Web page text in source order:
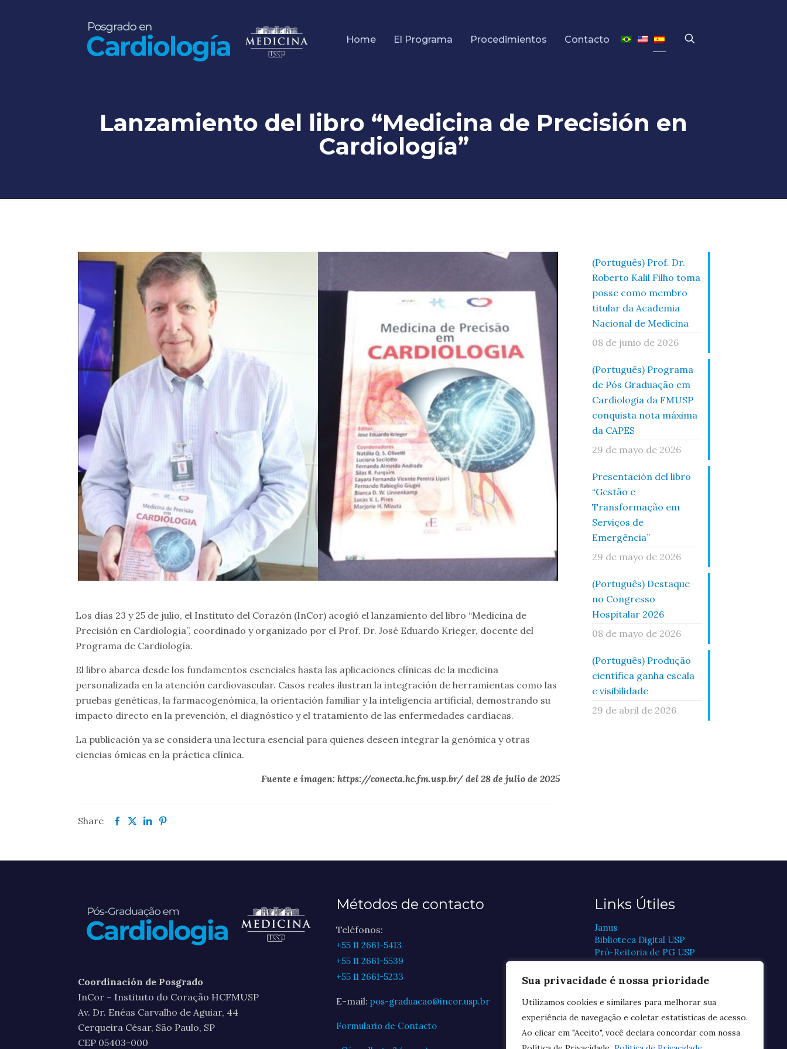
Sua privacidade é nossa prioridade
Utilizamos cookies e similares para melhorar sua
experiência de navegação e coletar estatísticas de acesso.
Ao clicar em "Aceito", você declara concordar com nossa
Home El Programa Procedimientos Contacto
Lanzamiento del libro “Medicina de Precisión en
Cardiología”
Los días 23 y 25 de julio, el Instituto del Corazón (InCor) acogió el lanzamiento del libro “Medicina de
Precisión en Cardiología”, coordinado y organizado por el Prof. Dr. José Eduardo Krieger, docente del
Programa de Cardiología.
El libro abarca desde los fundamentos esenciales hasta las aplicaciones clínicas de la medicina
personalizada en la atención cardiovascular. Casos reales ilustran la integración de herramientas como las
pruebas genéticas, la farmacogenómica, la orientación familiar y la inteligencia artificial, demostrando su
impacto directo en la prevención, el diagnóstico y el tratamiento de las enfermedades cardíacas.
La publicación ya se considera una lectura esencial para quienes deseen integrar la genómica y otras
ciencias ómicas en la práctica clínica.
Fuente e imagen: https://conecta.hc.fm.usp.br/ del 28 de julio de 2025
Share
(Português) Prof. Dr.
Roberto Kalil Filho toma
posse como membro
titular da Academia
Nacional de Medicina
08 de junio de 2026
(Português) Programa
de Pós Graduação em
Cardiologia da FMUSP
conquista nota máxima
da CAPES
29 de mayo de 2026
Presentación del libro
“Gestão e
Transformação em
Serviços de
Emergência”
29 de mayo de 2026
(Português) Destaque
no Congresso
Hospitalar 2026
08 de mayo de 2026
(Português) Produção
científica ganha escala
e visibilidade
29 de abril de 2026
Coordinación de Posgrado
InCor – Instituto do Coração HCFMUSP
Av. Dr. Enéas Carvalho de Aguiar, 44
Cerqueira César, São Paulo, SP
CEP 05403-000
Métodos de contacto
Teléfonos:
+55 11 2661-5413
+55 11 2661-5539
+55 11 2661-5233
E-mail: pos-graduacao@incor.usp.br
Formulario de Contacto
Links Útiles
Janus
Biblioteca Digital USP
Pró-Reitoria de PG USP
CAPES
CNPq
Plataforma Lattes
Periódicos CAPES